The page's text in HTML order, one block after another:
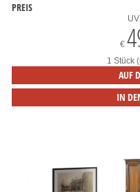
PREIS
€
1 Stück
AUF
IN